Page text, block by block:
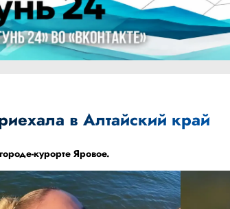
в Алтайский край
курорте Яровое.